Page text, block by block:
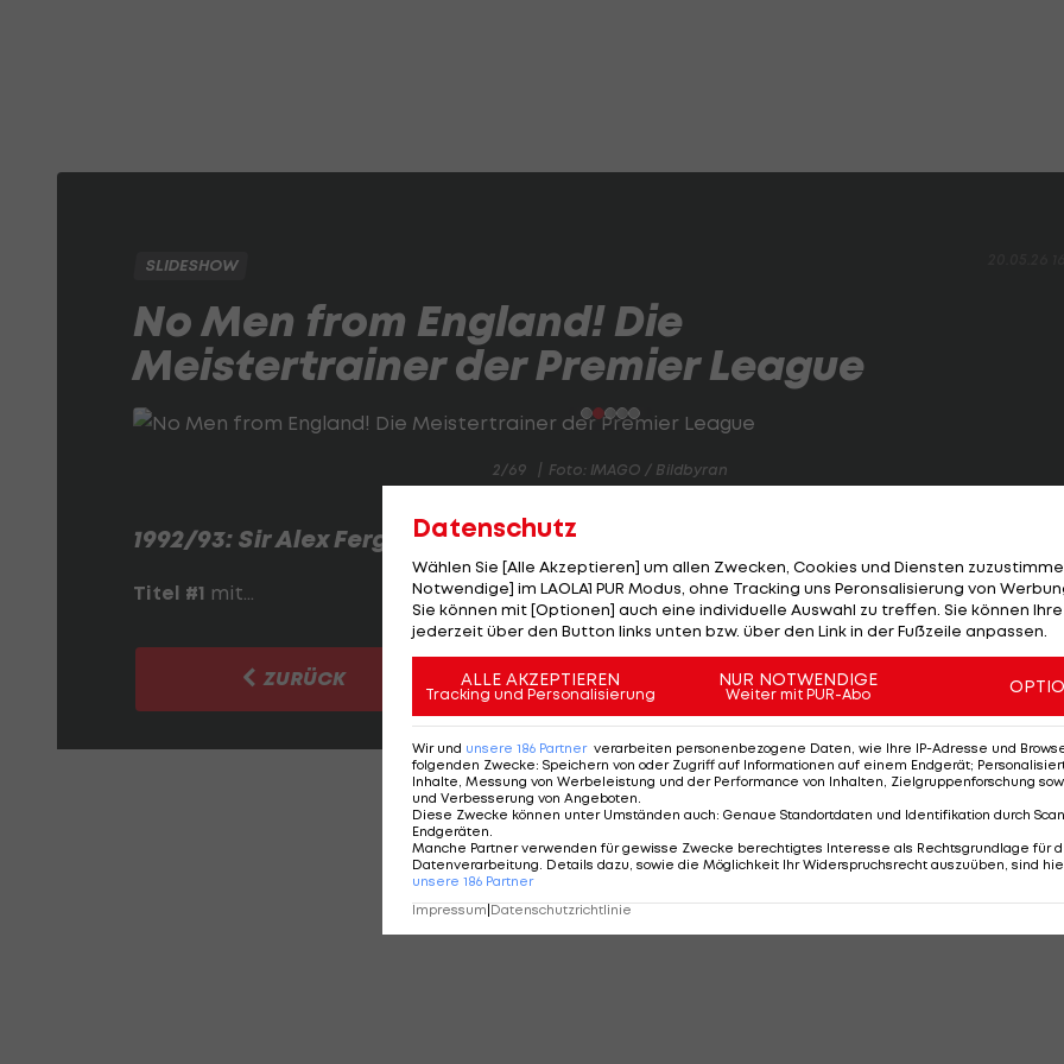
SLIDESHOW
No Men from England! Die
Meistertrainer der Premier League
2/69 Foto: IMAGO / Bildbyran
1992/93: Sir Alex Ferguson
Titel #1 mit...
ZURÜCK SEITE2 VON 69
KOMMENTARE
Datenschutz
Wählen Sie [Alle Akzeptieren] um allen Zwecken, Cookies und Diensten
Notwendige] im LAOLA1 PUR Modus, ohne Tracking uns Peronsalisierung von
Sie können mit [Optionen] auch eine individuelle Auswahl zu treffen. Sie können
jederzeit über den Button links unten bzw. über den Link in der Fußzeile anpassen.
ALLE AKZEPTIEREN
Tracking und Personalisierung
NUR NOTWENDIGE
Weiter mit PUR-Abo
Wir und unsere 186 Partner verarbeiten personenbezogene Daten, wie Ihre IP-Adresse und
folgenden Zwecke: Speichern von oder Zugriff auf Informationen auf einem Endgerät;
Inhalte, Messung von Werbeleistung und der Performance von Inhalten, Zielgruppenforschung
und Verbesserung von Angeboten
Diese Zwecke können unter Umständen auch: Genaue Standortdaten und Identifikation durch
Endgeräten
Manche Partner verwenden für gewisse Zwecke berechtigtes Interesse als Rechtsgrundlage für
Datenverarbeitung. Details dazu, sowie die Möglichkeit Ihr Widerspruchsrecht auszuüben, sind
unsere 186 Partner
Impressum|Datenschutzrichtlinie